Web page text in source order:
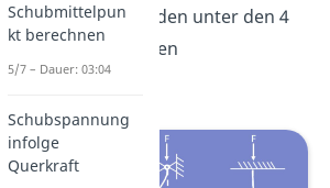
Knickens. Diese werden unter den 4
Eulerschen Knickfällen
zusammengefasst.
Schubmittelpun
kt berechnen
5/7 – Dauer: 03:04
Schubspannung
infolge
Querkraft